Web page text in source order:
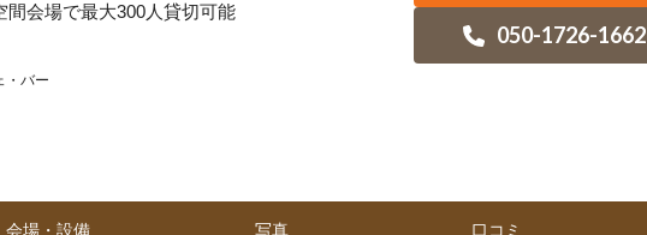
間会場で最大300人貸切可能
・バー
050-1726-1662
会場・設備 写真 口コミ